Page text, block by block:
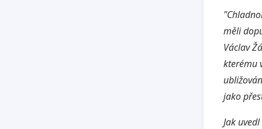
měli
Václav
kterému
jako
Jak